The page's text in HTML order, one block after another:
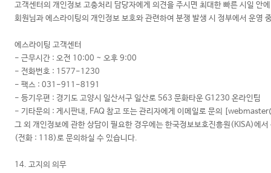
고객센터의 개인정보 고충처리 담당자에게 의견을 주시면 최대한 빠른 시일 안
회원님과 에스라이팅의 개인정보 보호와 관련하여 분쟁 발생 시 정부에서 운
에스라이팅 고객센터
- 근무시간 : 오전 10:00 ~ 오후 9:00
- 전화번호 : 1577-1230
- 팩스 : 031-911-8191
- 등기우편 : 경기도 고양시 일산서구 일산로 563 문화타운 G1230 온라인팀
- 기타문의 : 게시판내, FAQ 참고 또는 관리자에게 이메일로 문의 [
그 외 개인정보에 관한 상담이 필요한 경우에는 한국정보보호진흥원(KISA)에
(전화 : 118)로 문의하실 수 있습니다.
14. 고지의 의무